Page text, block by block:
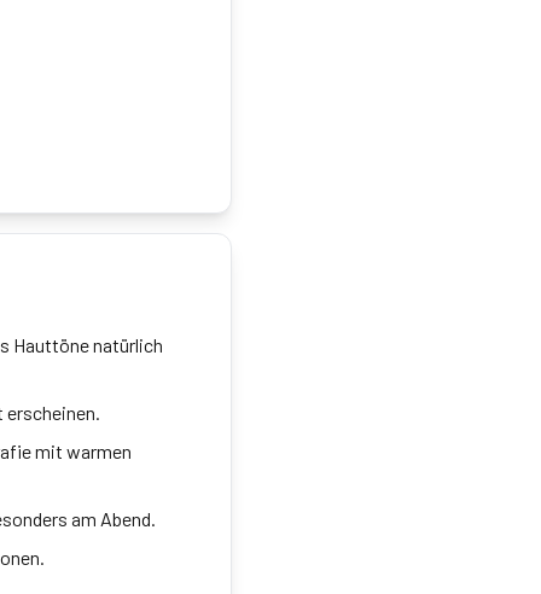
Hauttöne natürlich
erscheinen.
mit warmen
am Abend.